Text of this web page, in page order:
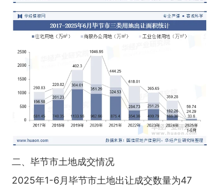
二、毕节市土地成交情况
2025年1-6月毕节市土地出让成交数量为47